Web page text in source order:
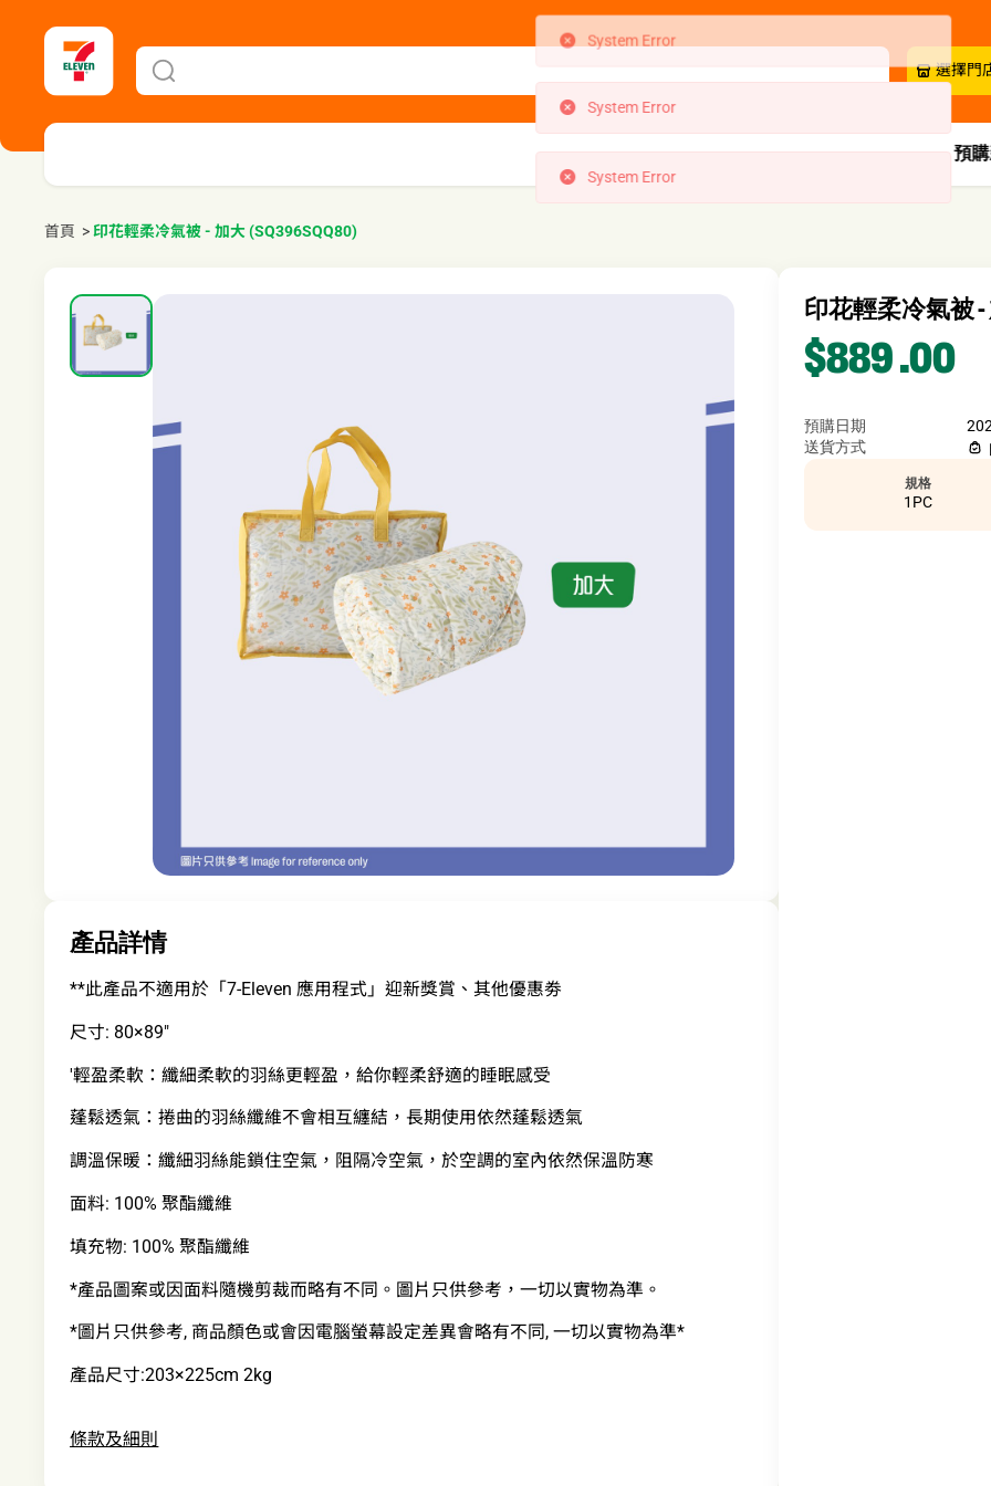
選擇門
預
首頁 >印花輕柔冷氣被 - 加大 (SQ396SQQ80)
產品詳情
**此產品不適用於「7-Eleven 應用程式」迎新獎賞、其他優惠劵
尺寸: 80×89"
'輕盈柔軟：纖細柔軟的羽絲更輕盈，給你輕柔舒適的睡眠感受
蓬鬆透氣：捲曲的羽絲纖維不會相互纏結，長期使用依然蓬鬆透氣
調溫保暖：纖細羽絲能鎖住空氣，阻隔冷空氣，於空調的室內依然保溫防寒
面料: 100% 聚酯纖維
填充物: 100% 聚酯纖維
*產品圖案或因面料隨機剪裁而略有不同。圖片只供參考，一切以實物為準。
*圖片只供參考, 商品顏色或會因電腦螢幕設定差異會略有不同, 一切以實物為準*
產品尺寸:203×225cm 2kg
條款及細則
印花輕柔冷氣被 -
$889.00
預購日期
送貨方式
規格
1PC
System Error
System Error